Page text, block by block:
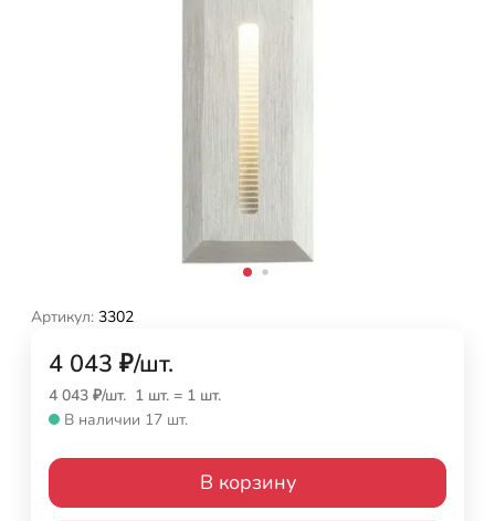
Артикул: 3302
4 043 ₽/шт.
4 043 ₽/шт. 1 шт. = 1 шт.
В наличии 17 шт.
В корзину